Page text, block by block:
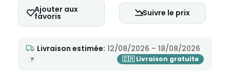
Ajouter aux
favoris Suivre le prix
Livraison estimée: 12/08/2026 – 18/08/2026